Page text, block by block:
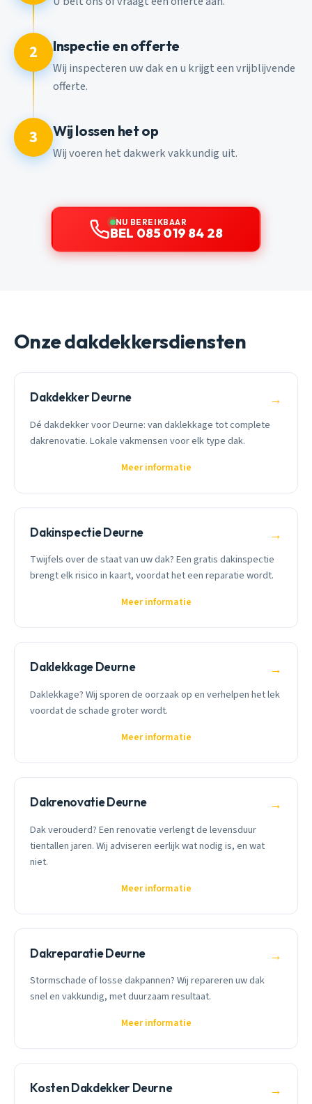
2 Inspectie en offerte
Wij inspecteren uw dak en u krijgt een vrijblijvende
offerte.
3 Wij lossen het op
Wij voeren het dakwerk vakkundig uit.
NU BEREIKBAAR
BEL 085 019 84 28
Onze dakdekkersdiensten
Dakdekker Deurne →
Dé dakdekker voor Deurne: van daklekkage tot complete
dakrenovatie. Lokale vakmensen voor elk type dak.
Meer informatie
Dakinspectie Deurne →
Twijfels over de staat van uw dak? Een gratis dakinspectie
brengt elk risico in kaart, voordat het een reparatie wordt.
Meer informatie
Daklekkage Deurne →
Daklekkage? Wij sporen de oorzaak op en verhelpen het lek
voordat de schade groter wordt.
Meer informatie
Dakrenovatie Deurne →
Dak verouderd? Een renovatie verlengt de levensduur
tientallen jaren. Wij adviseren eerlijk wat nodig is, en wat
niet.
Meer informatie
Dakreparatie Deurne →
Stormschade of losse dakpannen? Wij repareren uw dak
snel en vakkundig, met duurzaam resultaat.
Meer informatie
Kosten Dakdekker Deurne →